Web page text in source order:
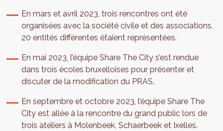
En mars et avril 2023, trois rencontres ont été
organisées avec la société civile et des associations,
20 entités différentes étaient représentées.
En mai 2023, l’équipe Share The City s’est rendue
dans trois écoles bruxelloises pour présenter et
discuter de la modification du PRAS.
En septembre et octobre 2023, l’équipe Share The
City est allée à la rencontre du grand public lors de
trois ateliers à Molenbeek, Schaerbeek et Ixelles.